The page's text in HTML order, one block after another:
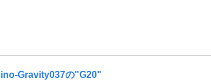
Gravity037の"G20"